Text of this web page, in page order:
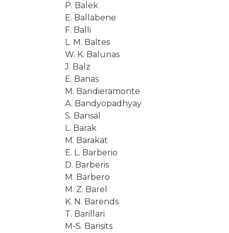
P. Balek
E. Ballabene
F. Balli
L. M. Baltes
W. K. Balunas
J. Balz
E. Banas
M. Bandieramonte
A. Bandyopadhyay
S. Bansal
L. Barak
M. Barakat
E. L. Barberio
D. Barberis
M. Barbero
M. Z. Barel
K. N. Barends
T. Barillari
M-S. Barisits